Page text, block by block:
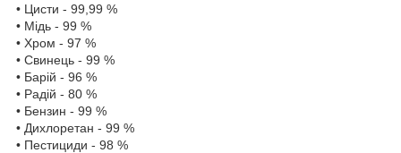
• Цисти - 99,99 %
• Мідь - 99 %
• Хром - 97 %
• Свинець - 99 %
• Барій - 96 %
• Радій - 80 %
• Бензин - 99 %
• Дихлоретан - 99 %
• Пестициди - 98 %